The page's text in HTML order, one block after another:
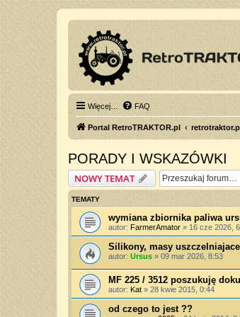
Więcej… FAQ
Portal RetroTRAKTOR.pl
PORADY I WSKAZÓWKI
NOWY TEMAT
TEMATY
wymiana zbiornika paliwa
autor: FarmerAmator » 16 cze 2026,
Silikony, masy
autor: Ursus » 09 mar 2026, 8:53
MF 225 / 3512 poszukuję
autor: Kat » 28 kwie 2015, 0:44
od czego to jest ??